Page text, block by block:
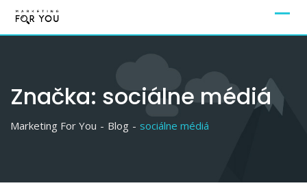
Značka: sociálne médiá
Marketing For You - Blog - sociálne médiá